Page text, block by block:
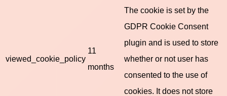
viewed_cookie_policy
11
months
The cookie is set by the
GDPR Cookie Consent
plugin and is used to store
whether or not user has
consented to the use of
cookies. It does not store